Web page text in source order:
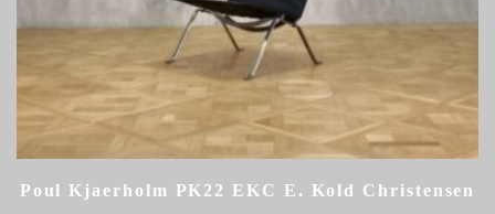
Poul Kjaerholm PK22 EKC E. Kold Christensen